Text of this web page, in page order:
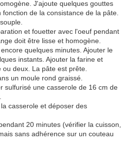
J'ajoute quelques gouttes
de la consistance de la pâte.
et fouetter avec l'oeuf pendant
doit être lisse et homogène.
quelques minutes. Ajouter le
instants. Ajouter la farine et
deux. La pâte est prête.
un moule rond graissé.
sulfurisé une casserole de 16 cm de
casserole et déposer des
20 minutes (vérifier la cuisson,
sans adhérence sur un couteau